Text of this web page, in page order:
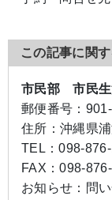
この記事に関
市民部 市民生
郵便番号：
住所： 沖縄県
TEL：098-
FAX：098-
お知らせ： 問